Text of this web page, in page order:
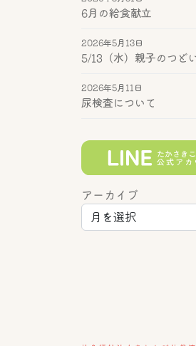
6月の給食献立
5/13（水）親子のつど
2026年5月13日
尿検査について
2026年5月11日
アーカイブ